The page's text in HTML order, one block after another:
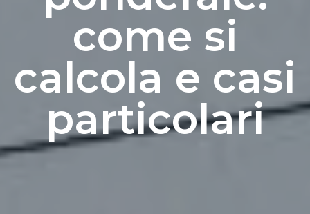
come si
calcola e casi
particolari